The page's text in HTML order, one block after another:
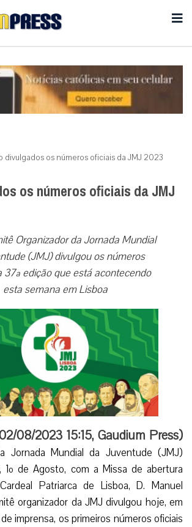
divulgados os números oficiais da JMJ 2023
os números oficiais da JMJ
Organizador da Jornada Mundial
(JMJ) divulgou os números
37ª edição que está acontecendo
esta semana em Lisboa
08/2023 15:15, Gaudium Press)
Jornada Mundial da Juventude (JMJ)
1º de Agosto, com a Missa de abertura
Patriarca de Lisboa, D. Manuel
organizador da JMJ divulgou hoje, em
imprensa, os primeiros números oficiais